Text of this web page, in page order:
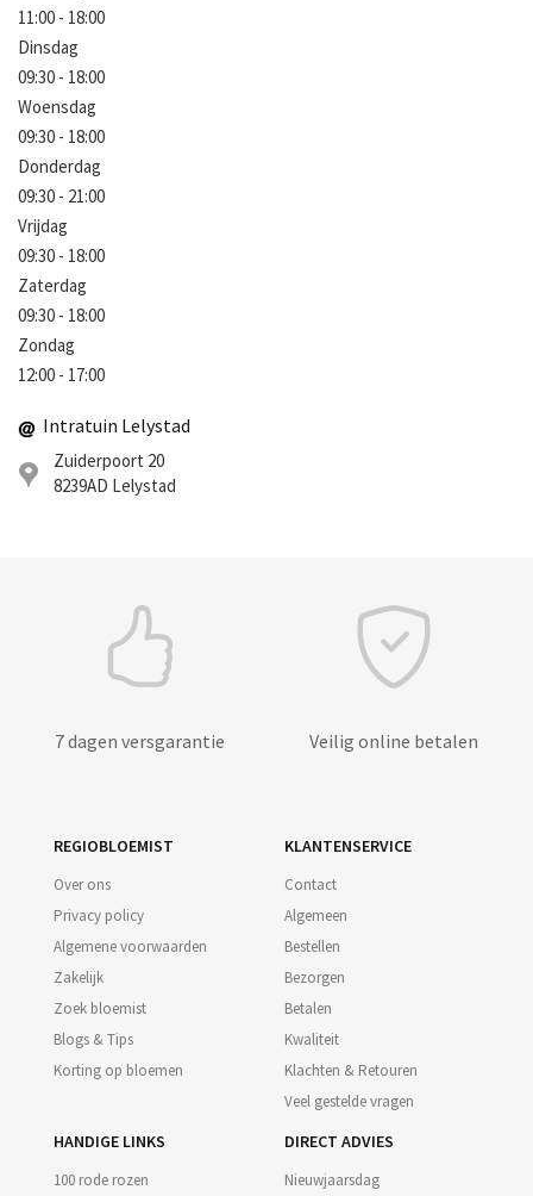
11:00 - 18:00
Dinsdag
09:30 - 18:00
Woensdag
09:30 - 18:00
Donderdag
09:30 - 21:00
Vrijdag
09:30 - 18:00
Zaterdag
09:30 - 18:00
Zondag
12:00 - 17:00
Intratuin Lelystad
Zuiderpoort 20
8239AD Lelystad
7 dagen versgarantie Veilig online betalen
REGIOBLOEMIST
Over ons
Privacy policy
Algemene voorwaarden
Zakelijk
Zoek bloemist
Blogs & Tips
Korting op bloemen
KLANTENSERVICE
Contact
Algemeen
Bestellen
Bezorgen
Betalen
Kwaliteit
Klachten & Retouren
Veel gestelde vragen
HANDIGE LINKS
100 rode rozen
DIRECT ADVIES
Nieuwjaarsdag